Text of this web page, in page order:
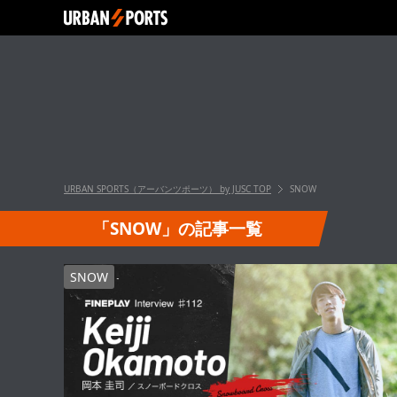
URBAN SPORTS（アーバンツポーツ） by JUSC TOP SNOW
「SNOW」の記事一覧
SNOW